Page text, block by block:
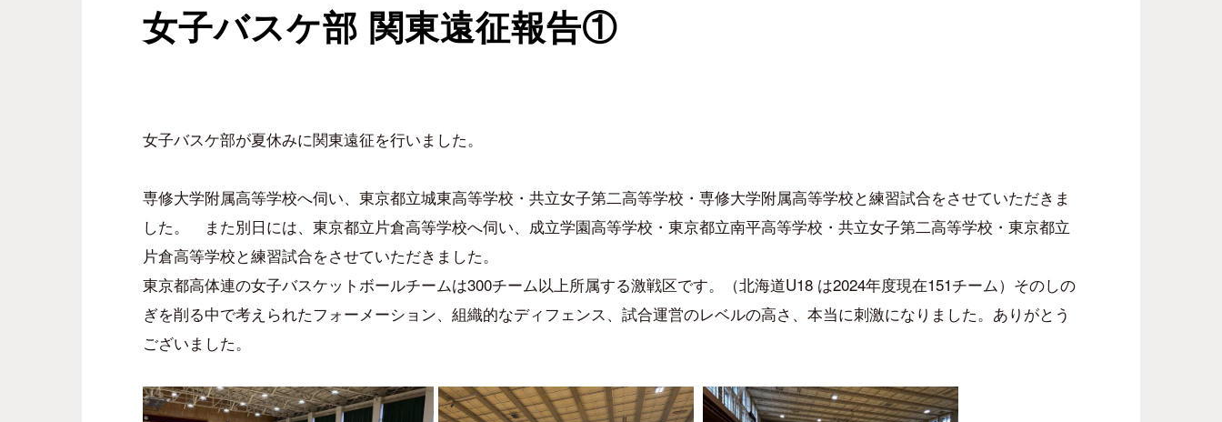
女子バスケ部 関東遠征報告①
女子バスケ部が夏休みに関東遠征を行いました。
専修大学附属高等学校へ伺い、東京都立城東高等学校・共立女子第二高等学校・専修大学附属高等学校と練習試合をさせていただきま
した。 また別日には、東京都立片倉高等学校へ伺い、成立学園高等学校・東京都立南平高等学校・共立女子第二高等学校・東京都立
片倉高等学校と練習試合をさせていただきました。
東京都高体連の女子バスケットボールチームは300チーム以上所属する激戦区です。（北海道U18 は2024年度現在151チーム）そのしの
ぎを削る中で考えられたフォーメーション、組織的なディフェンス、試合運営のレベルの高さ、本当に刺激になりました。ありがとう
ございました。